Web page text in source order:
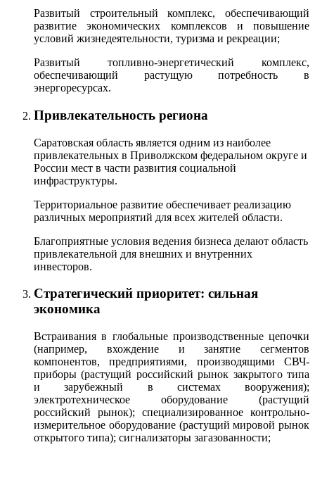
Развитый строительный комплекс, обеспечивающий
развитие экономических комплексов и повышение
условий жизнедеятельности, туризма и рекреации;
Развитый топливно-энергетический комплекс,
обеспечивающий растущую потребность в
энергоресурсах.
Привлекательность региона
Саратовская область является одним из наиболее
привлекательных в Приволжском федеральном округе и
России мест в части развития социальной
инфраструктуры.
Территориальное развитие обеспечивает реализацию
различных мероприятий для всех жителей области.
Благоприятные условия ведения бизнеса делают область
привлекательной для внешних и внутренних
инвесторов.
Стратегический приоритет: сильная
экономика
Встраивания в глобальные производственные цепочки
(например, вхождение и занятие сегментов
компонентов, предприятиями, производящими СВЧ-
приборы (растущий российский рынок закрытого типа
и зарубежный в системах вооружения);
электротехническое оборудование (растущий
российский рынок); специализированное контрольно-
измерительное оборудование (растущий мировой рынок
открытого типа); сигнализаторы загазованности;